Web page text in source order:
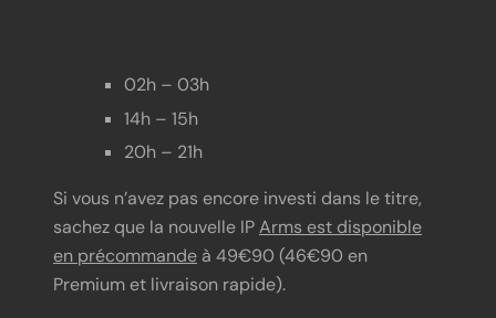
02h – 03h
14h – 15h
20h – 21h
Si vous n’avez pas encore investi dans le titre,
sachez que la nouvelle IPArms est disponible
en précommande à 49€90 (46€90 en
Premium et livraison rapide).